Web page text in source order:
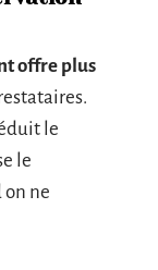
offre plus
le
le
ne